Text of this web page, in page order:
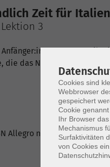
Zeit für
3
das Niveau A1
Allegro nuovo A2, Klett ISBN
Cookies sind
Webbrowser
gespeichert
Cookie
Ihr Browser
Mechanismus
Surfaktivitäten
von Cookies